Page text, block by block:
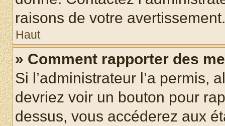
raisons de votre avertissement.
Haut
» Comment rapporter des
Si l’administrateur l’a permis,
devriez voir un bouton pour
dessus, vous accéderez aux